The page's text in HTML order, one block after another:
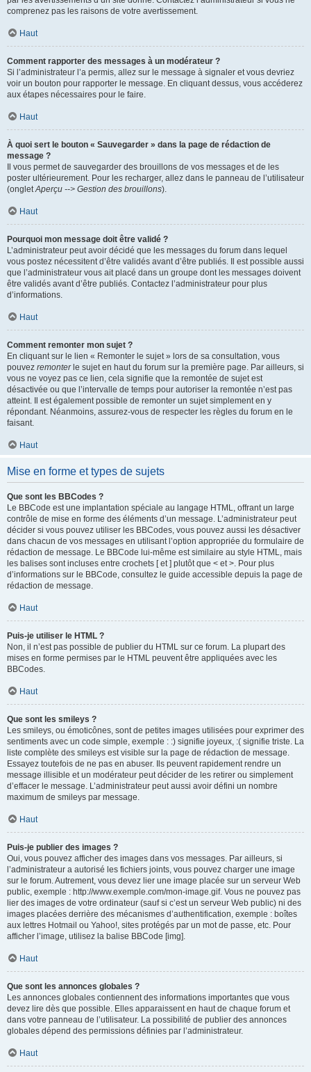
comprenez pas les raisons de votre avertissement.
Haut
Comment rapporter des messages à un modérateur ?
Si l’administrateur l’a permis, allez sur le message à signaler et vous devriez
voir un bouton pour rapporter le message. En cliquant dessus, vous accéderez
aux étapes nécessaires pour le faire.
Haut
À quoi sert le bouton « Sauvegarder » dans la page de rédaction de
message ?
Il vous permet de sauvegarder des brouillons de vos messages et de les
poster ultérieurement. Pour les recharger, allez dans le panneau de l’utilisateur
(ongletAperçu --> Gestion des brouillons).
Haut
Pourquoi mon message doit être validé ?
L’administrateur peut avoir décidé que les messages du forum dans lequel
vous postez nécessitent d’être validés avant d’être publiés. Il est possible aussi
que l’administrateur vous ait placé dans un groupe dont les messages doivent
être validés avant d’être publiés. Contactez l’administrateur pour plus
d’informations.
Haut
Comment remonter mon sujet ?
En cliquant sur le lien « Remonter le sujet » lors de sa consultation, vous
pouvez remonterle sujet en haut du forum sur la première page. Par ailleurs, si
vous ne voyez pas ce lien, cela signifie que la remontée de sujet est
désactivée ou que l’intervalle de temps pour autoriser la remontée n’est pas
atteint. Il est également possible de remonter un sujet simplement en y
répondant. Néanmoins, assurez-vous de respecter les règles du forum en le
faisant.
Haut
Mise en forme et types de sujets
Que sont les BBCodes ?
Le BBCode est une implantation spéciale au langage HTML, offrant un large
contrôle de mise en forme des éléments d’un message. L’administrateur peut
décider si vous pouvez utiliser les BBCodes, vous pouvez aussi les désactiver
dans chacun de vos messages en utilisant l’option appropriée du formulaire de
rédaction de message. Le BBCode lui-même est similaire au style HTML, mais
les balises sont incluses entre crochets [ et ] plutôt que < et >. Pour plus
d’informations sur le BBCode, consultez le guide accessible depuis la page de
rédaction de message.
Haut
Puis-je utiliser le HTML ?
Non, il n’est pas possible de publier du HTML sur ce forum. La plupart des
mises en forme permises par le HTML peuvent être appliquées avec les
BBCodes.
Haut
Que sont les smileys ?
Les smileys, ou émoticônes, sont de petites images utilisées pour exprimer des
sentiments avec un code simple, exemple : :) signifie joyeux, :( signifie triste. La
liste complète des smileys est visible sur la page de rédaction de message.
Essayez toutefois de ne pas en abuser. Ils peuvent rapidement rendre un
message illisible et un modérateur peut décider de les retirer ou simplement
d’effacer le message. L’administrateur peut aussi avoir défini un nombre
maximum de smileys par message.
Haut
Puis-je publier des images ?
Oui, vous pouvez afficher des images dans vos messages. Par ailleurs, si
l’administrateur a autorisé les fichiers joints, vous pouvez charger une image
sur le forum. Autrement, vous devez lier une image placée sur un serveur Web
public, exemple : http://www.exemple.com/mon-image.gif. Vous ne pouvez pas
lier des images de votre ordinateur (sauf si c’est un serveur Web public) ni des
images placées derrière des mécanismes d’authentification, exemple : boîtes
aux lettres Hotmail ou Yahoo!, sites protégés par un mot de passe, etc. Pour
afficher l’image, utilisez la balise BBCode [img].
Haut
Que sont les annonces globales ?
Les annonces globales contiennent des informations importantes que vous
devez lire dès que possible. Elles apparaissent en haut de chaque forum et
dans votre panneau de l’utilisateur. La possibilité de publier des annonces
globales dépend des permissions définies par l’administrateur.
Haut